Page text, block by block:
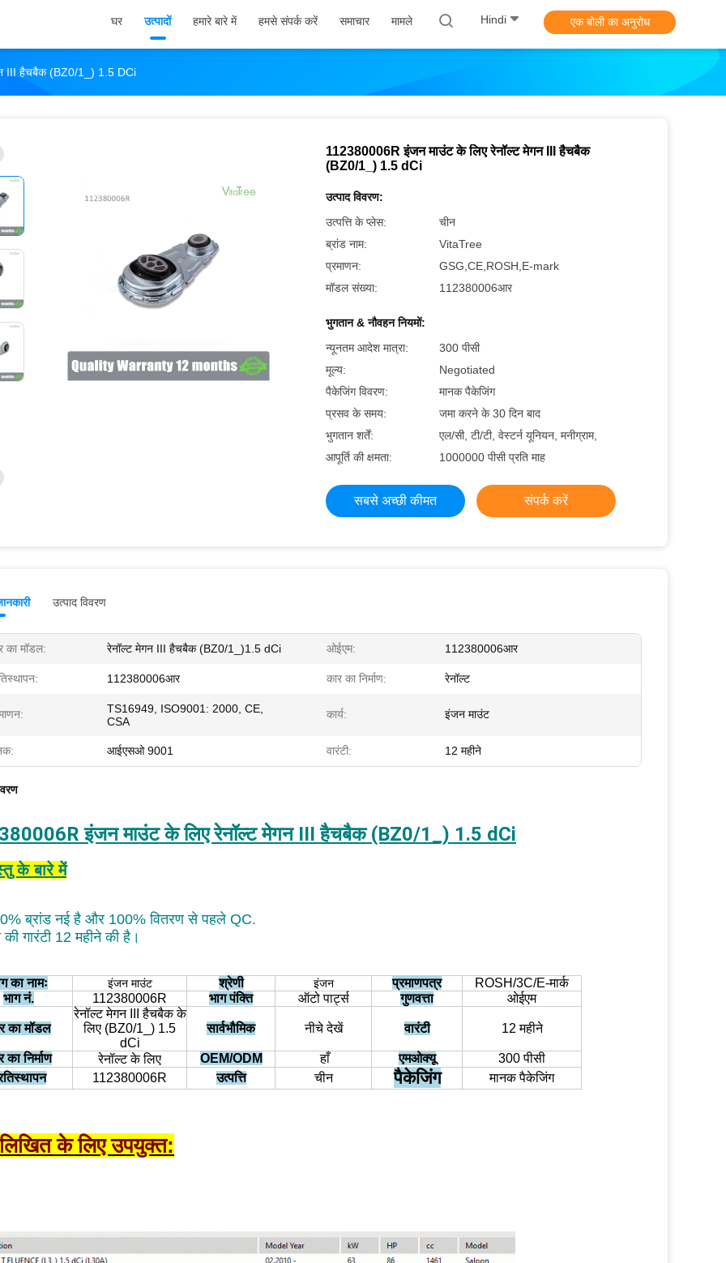
घर उत्पादों हमारे बारे में हमसे संपर्क करें समाचार मामले Hindi एक बोली का अनुरोध
III हैचबैक (BZ0/1_) 1.5 DCi
112380006R इंजन माउंट के लिए रेनॉल्ट मेगन III हैचबैक
(BZ0/1_) 1.5 dCi
उत्पाद विवरण:
उत्पत्ति के प्लेस:
चीन
ब्रांड नाम:
VitaTree
प्रमाणन:
GSG,CE,ROSH,E-mark
मॉडल संख्या:
112380006आर
भुगतान & नौवहन नियमों:
न्यूनतम आदेश मात्रा:
300 पीसी
मूल्य:
Negotiated
पैकेजिंग विवरण:
मानक पैकेजिंग
प्रसव के समय:
जमा करने के 30 दिन बाद
भुगतान शर्तें:
एल/सी, टी/टी, वेस्टर्न यूनियन, मनीग्राम,
आपूर्ति की क्षमता:
1000000 पीसी प्रति माह
सबसे अच्छी कीमत संपर्क करें
उत्पाद विवरण
का मॉडल: रेनॉल्ट मेगन III हैचबैक (BZ0/1_)1.5 dCi ओईएम: 112380006आर
112380006आर कार का निर्माण: रेनॉल्ट
TS16949, ISO9001: 2000, CE,
CSA
कार्य: इंजन माउंट
आईएसओ 9001 वारंटी: 12 महीने
इंजन माउंट के लिए रेनॉल्ट मेगन III हैचबैक (BZ0/1_) 1.5 dCi
के बारे में
ब्रांड नई है और 100% वितरण से पहले QC.
की गारंटी 12 महीने की है।
का नामः इंजन माउंट श्रेणी इंजन प्रमाणपत्र
ROSH/3C/E-मार्क
भाग नं.
112380006R भाग पंक्ति ऑटो पार्ट्स गुणवत्ता ओईएम
का मॉडल
रेनॉल्ट मेगन III हैचबैक के
लिए (BZ0/1_) 1.5
dCi
सार्वभौमिक नीचे देखें वारंटी 12 महीने
का निर्माण रेनॉल्ट के लिए OEM/ODM हाँ एमओक्यू
300 पीसी
112380006R उत्पत्ति चीन पैकेजिंग मानक पैकेजिंग
के लिए उपयुक्त: